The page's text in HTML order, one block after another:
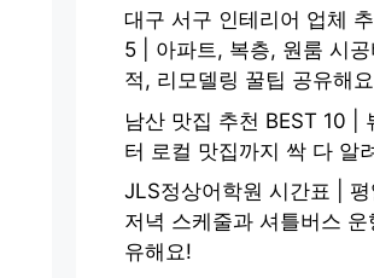
대구 서구 인테리어 업체
5 | 아파트, 복층, 원룸 시공
적, 리모델링 꿀팁 공유해
남산 맛집 추천 BEST 10 |
터 로컬 맛집까지 싹 다 알
JLS정상어학원 시간표 |
저녁 스케줄과 셔틀버스 운
유해요!